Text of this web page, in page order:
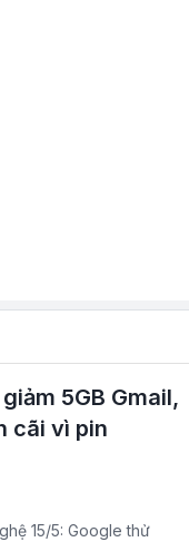
5GB Gmail,
cãi vì pin
15/5: Google thử